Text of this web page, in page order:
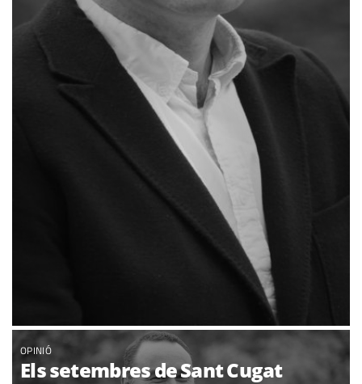
OPINIÓ
Els setembres de Sant Cugat